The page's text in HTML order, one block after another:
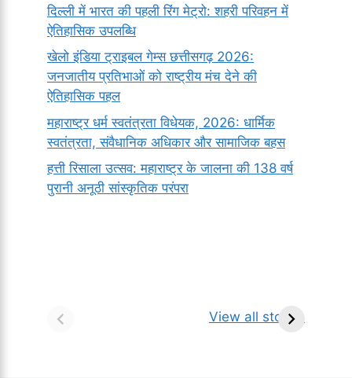
दिल्ली में भारत की पहली रिंग मेट्रो: शहरी परिवहन में
ऐतिहासिक उपलब्धि
खेलो इंडिया ट्राइबल गेम्स छत्तीसगढ़ 2026:
जनजातीय प्रतिभाओं को राष्ट्रीय मंच देने की
ऐतिहासिक पहल
महाराष्ट्र धर्म स्वतंत्रता विधेयक, 2026: धार्मिक
स्वतंत्रता, संवैधानिक अधिकार और सामाजिक बहस
हत्ती रिसाला उत्सव: महाराष्ट्र के जालना की 138 वर्ष
पुरानी अनूठी सांस्कृतिक परंपरा
View all stories
किसे कहते है?
ज्योतिर्लिंग | नाम,